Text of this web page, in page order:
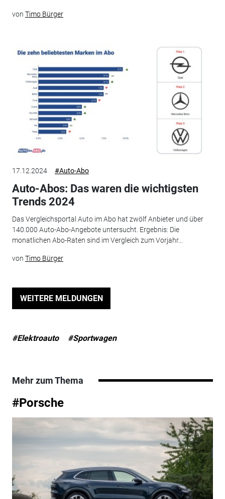
von Timo Bürger
17.12.2024 #Auto-Abo
Auto-Abos: Das waren die wichtigsten
Trends 2024
Das Vergleichsportal Auto im Abo hat zwölf Anbieter und über
140.000 Auto-Abo-Angebote untersucht. Ergebnis: Die
monatlichen Abo-Raten sind im Vergleich zum Vorjahr...
von Timo Bürger
WEITERE MELDUNGEN
#Elektroauto #Sportwagen
Mehr zum Thema
#Porsche